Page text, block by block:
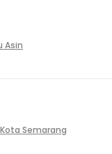
Asin
Semarang